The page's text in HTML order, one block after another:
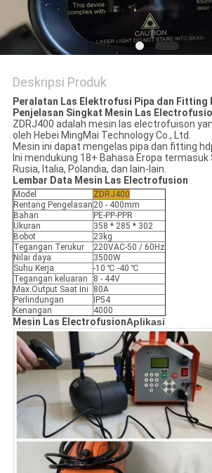
Deskripsi Produk
Peralatan Las Elektrofusi Pipa dan Fitting
Penjelasan Singkat Mesin Las
ZDRJ400 adalah mesin las electrofuison
oleh Hebei MingMai Technology Co., Ltd.
Mesin ini dapat mengelas pipa dan fitting
Ini mendukung 18+ Bahasa Eropa termasuk
Rusia, Italia, Polandia, dan lain-lain.
Lembar Data Mesin Las Electrofusion
Model
ZDRJ400
Rentang Pengelasan 20 - 400mm
Bahan
PE-PP-PPR
Ukuran
358 * 285 * 302
Bobot
23kg
Tegangan Terukur
220VAC-50 / 60Hz
Nilai daya
3500W
Suhu Kerja
-10 ℃ -40 ℃
Tegangan keluaran
8 - 44V
Max.Output Saat Ini
80A
Perlindungan
IP54
Kenangan
4000
Mesin Las ElectrofusionAplikasi